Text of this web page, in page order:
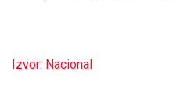
Izvor: Nacional